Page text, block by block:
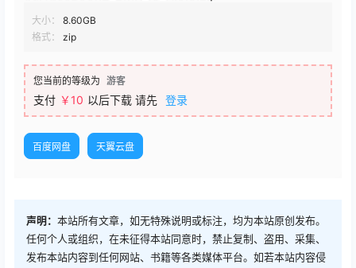
大小：
8.60GB
格式：
zip
您当前的等级为 游客
支付 ￥ 10 以后下载 请先 登录
百度网盘 天翼云盘
声明： 本站所有文章，如无特殊说明或标注，均为本站原创发布。
任何个人或组织，在未征得本站同意时，禁止复制、盗用、采集、
发布本站内容到任何网站、书籍等各类媒体平台。如若本站内容侵